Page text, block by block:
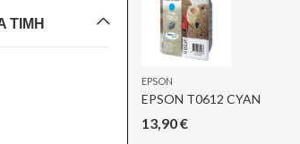
EPSON
EPSON T0612 CYAN
13,90€
ΤΙΜΉ